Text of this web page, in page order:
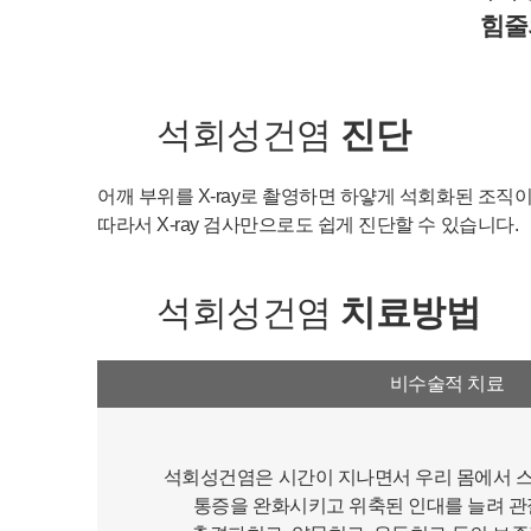
힘
석회성건염 진단
어깨 부위를 X-ray로 촬영하면 하얗게 석회화된 조직
따라서 X-ray 검사만으로도 쉽게 진단할 수 있습니다.
석회성건염 치료방법
비수술적 치료
석회성건염은 시간이 지나면서 우리 몸에서
통증을 완화시키고 위축된 인대를 늘려